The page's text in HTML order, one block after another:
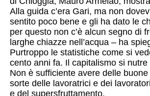
Alla guida c’era Gari, ma non
sentito poco bene e gli ha dato le
per questo non c’è alcun segno di
larghe chiazze nell’acqua – ha
Purtroppo le statistiche come si
cento anni fa. Il capitalismo si
Non è sufficiente avere delle
sorte delle lavoratrici e dei
e del supersfruttamento.